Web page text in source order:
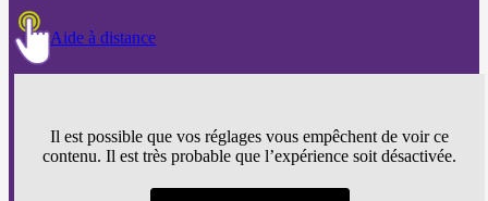
Aide à distance
Il est possible que vos réglages vous empêchent de voir ce
contenu. Il est très probable que l’expérience soit désactivée.